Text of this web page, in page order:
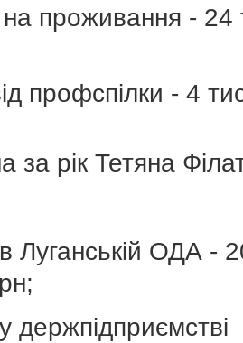
проживання - 24
профспілки - 4
за рік Тетяна
Луганській ОДА -
держпідприємстві